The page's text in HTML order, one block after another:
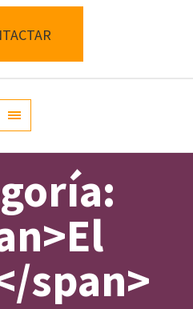
span>